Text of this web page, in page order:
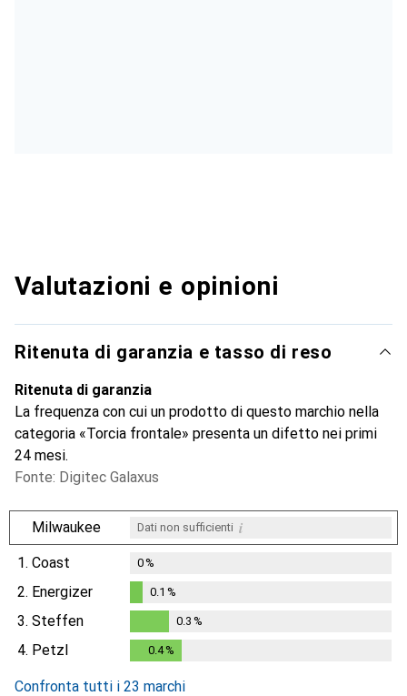
Valutazioni e opinioni
Ritenuta di garanzia e tasso di reso
Ritenuta di garanzia
La frequenza con cui un prodotto di questo marchio nella
categoria «Torcia frontale» presenta un difetto nei primi
24 mesi.
Fonte: Digitec Galaxus
Milwaukee Dati non sufficienti i
1. Coast 0%
2. Energizer
%
0.1 %
3. Steffen
0.3%
0.3 %
4. Petzl 0.4%
Confronta tutti i 23 marchi